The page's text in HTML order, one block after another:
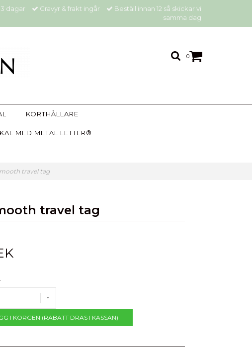
3 dagar Gravyr & frakt ingår
Beställ innan 12 så skickar vi
samma dag
0
KORTHÅLLARE
MED METAL LETTER®
travel tag
travel tag
I KORGEN (RABATT DRAS I KASSAN)